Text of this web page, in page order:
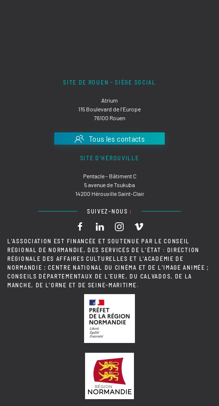
SITE DE ROUEN - SIÈGE SOCIAL
Atrium
115 Boulevard de l'Europe
76100 Rouen
Tous les contacts
SITE D'HÉROUVILLE
Pentacle - Bâtiment C
5 avenue de Tsukuba
14200 Hérouville Saint-Clair
SUIVEZ-NOUS :
L'ASSOCIATION EST FINANCÉE ET SOUTENUE PAR LE CONSEIL
RÉGIONAL DE NORMANDIE, DES SERVICES DE L'ÉTAT : DIRECTION
RÉGIONALE DES AFFAIRES CULTURELLES ET L'ACADÉMIE DE
NORMANDIE ; CENTRE NATIONAL DU CINÉMA ET DE L'IMAGE ANIMÉE ;
CONSEILS DÉPARTEMENTAUX DE L'EURE, DU CALVADOS, DE LA
MANCHE, DE L'ORNE ET DE SEINE-MARITIME.